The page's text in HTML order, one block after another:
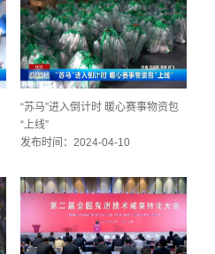
“苏马”进入倒计时 暖心赛事物资包
“上线”
发布时间：2024-04-10